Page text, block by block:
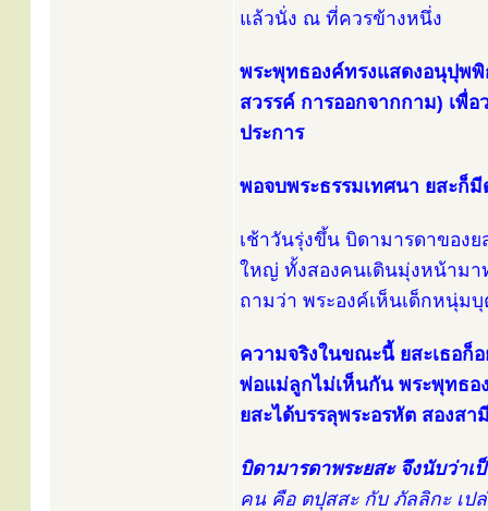
แล้วนั่ง ณ ที่ควรข้างหนึ่ง
พระพุทธองค์ทรงแสดงอนุปุพ
สวรรค์ การออกจากกาม) เพื่
ประการ
พอจบพระธรรมเทศนา ยสะก็มี
เช้าวันรุ่งขึ้น บิดามารดาของ
ใหญ่ ทั้งสองคนเดินมุ่งหน้ามา
ถามว่า พระองค์เห็นเด็กหนุ่ม
ความจริงในขณะนี้ ยสะเธอก็
พ่อแม่ลูกไม่เห็นกัน พระพุทธอ
ยสะได้บรรลุพระอรหัต สองส
บิดามารดาพระยสะ จึงนับว่า
คน คือ ตปุสสะ กับ ภัลลิกะ เป